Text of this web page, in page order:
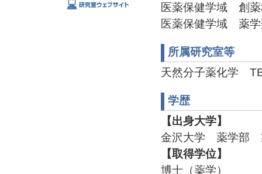
医薬保健学域 創
医薬保健学域 薬
所属研究室等
天然分子薬化学
学歴
【出身大学】
金沢大学 薬学部
【取得学位】
博士（薬学）